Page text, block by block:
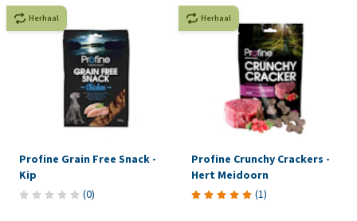
Herhaal
Profine Grain Free Snack -
Kip
(0)
Herhaal
Profine Crunchy Crackers -
Hert Meidoorn
(1)